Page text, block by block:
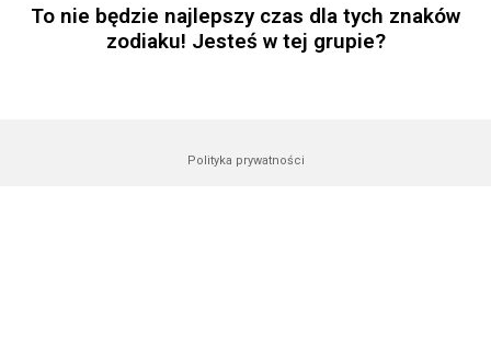
To nie będzie najlepszy czas dla tych znaków
zodiaku! Jesteś w tej grupie?
Polityka prywatności